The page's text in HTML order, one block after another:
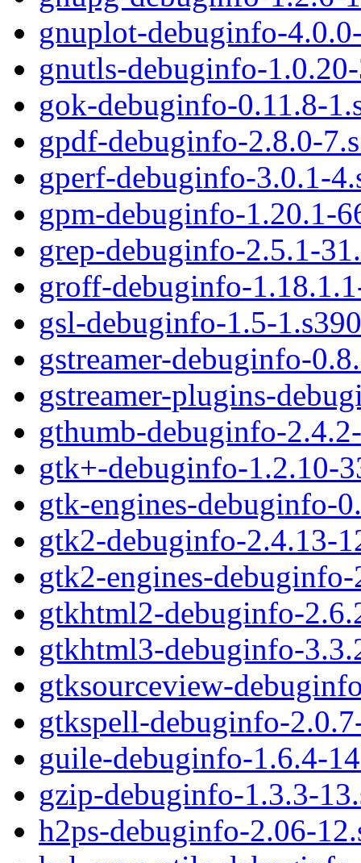
gnuplot-debuginfo-
gnutls-debuginfo-
gok-debuginfo-0.11.8-
gpdf-debuginfo-2.8.0-
gperf-debuginfo-3.0.1-
gpm-debuginfo-1.20.1-
grep-debuginfo-2.5.1-
groff-debuginfo-
gsl-debuginfo-1.5-
gstreamer-debuginfo-
gstreamer-plugins-
gthumb-debuginfo-
gtk+-debuginfo-1.2.10-
gtk-engines-debuginfo-
gtk2-debuginfo-2.4.13-
gtk2-engines-
gtkhtml2-debuginfo-
gtkhtml3-debuginfo-
gtksourceview-
gtkspell-debuginfo-
guile-debuginfo-1.6.4-
gzip-debuginfo-1.3.3-
h2ps-debuginfo-2.06-